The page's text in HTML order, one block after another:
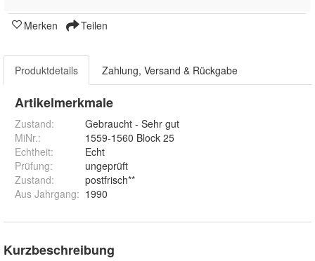
Merken Teilen
Produktdetails Zahlung, Versand & Rückgabe
Artikelmerkmale
Zustand:
Gebraucht - Sehr gut
MiNr.:
1559-1560 Block 25
Echtheit:
Echt
Prüfung:
ungeprüft
Zustand:
postfrisch**
Aus Jahrgang: 1990
Kurzbeschreibung